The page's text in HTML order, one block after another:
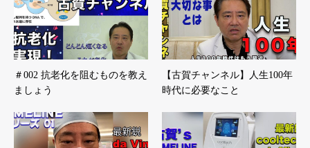
＃002 抗老化を阻むものを教え
ましょう
【古賀チャンネル】人生100年
時代に必要なこと